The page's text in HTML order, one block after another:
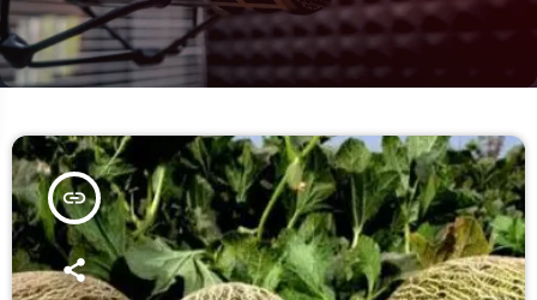
insert_link